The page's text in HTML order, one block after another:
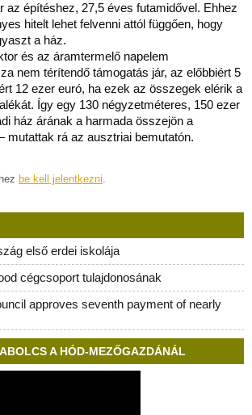
az építéshez, 27,5 éves futamidővel. Ehhez
hitelt lehet felvenni attól függően, hogy
a ház.
és az áramtermelő napelem
nem térítendő támogatás jár, az előbbiért 5
12 ezer euró, ha ezek az összegek elérik a
Így egy 130 négyzetméteres, 150 ezer
ház árának a harmada összejön a
mutattak rá az ausztriai bemutatón.
be kell jelentkezni.
első erdei iskolája
cégcsoport tulajdonosának
approves seventh payment of nearly
A HÓD-MEZŐGAZDÁNÁL